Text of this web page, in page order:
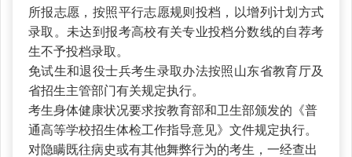
所报志愿，按照平行志愿规则投档，以增列计划方式
录取。未达到报考高校有关专业投档分数线的自荐考
生不予投档录取。
免试生和退役士兵考生录取办法按照山东省教育厅及
省招生主管部门有关规定执行。
考生身体健康状况要求按教育部和卫生部颁发的《普
通高等学校招生体检工作指导意见》文件规定执行。
对隐瞒既往病史或有其他舞弊行为的考生，一经查出